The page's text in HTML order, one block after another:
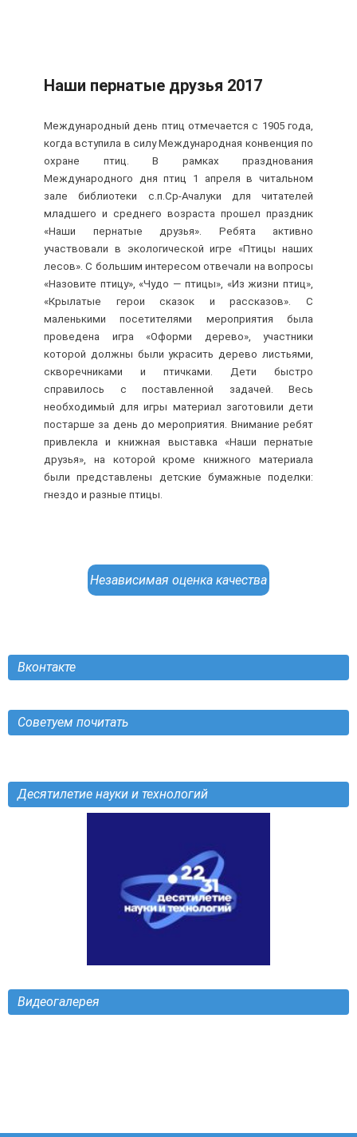
Наши пернатые друзья 2017
Международный день птиц отмечается с 1905 года,
когда вступила в силу Международная конвенция по
охране птиц. В рамках празднования
Международного дня птиц 1 апреля в читальном
зале библиотеки с.п.Ср-Ачалуки для читателей
младшего и среднего возраста прошел праздник
«Наши пернатые друзья». Ребята активно
участвовали в экологической игре «Птицы наших
лесов». С большим интересом отвечали на вопросы
«Назовите птицу», «Чудо — птицы», «Из жизни птиц»,
«Крылатые герои сказок и рассказов». С
маленькими посетителями мероприятия была
проведена игра «Оформи дерево», участники
которой должны были украсить дерево листьями,
скворечниками и птичками. Дети быстро
справилось с поставленной задачей. Весь
необходимый для игры материал заготовили дети
постарше за день до мероприятия. Внимание ребят
привлекла и книжная выставка «Наши пернатые
друзья», на которой кроме книжного материала
были представлены детские бумажные поделки:
гнездо и разные птицы.
Независимая оценка качества
Вконтакте
Советуем почитать
Десятилетие науки и технологий
Видеогалерея